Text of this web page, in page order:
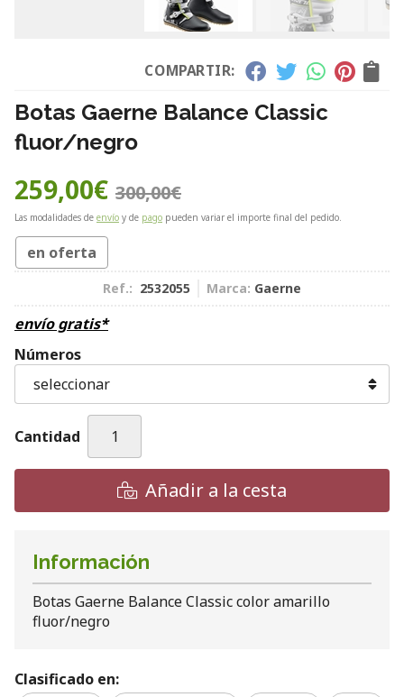
COMPARTIR:
Botas Gaerne Balance Classic
fluor/negro
259,00€ 300,00€
Las modalidades de envío y de pago pueden variar el importe final del pedido.
en oferta
Ref.: 2532055 Marca: Gaerne
envío gratis*
Números
Cantidad
Añadir a la cesta
Información
Botas Gaerne Balance Classic color amarillo
fluor/negro
Clasificado en: